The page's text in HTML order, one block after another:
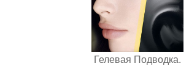
Гелевая Подводка.